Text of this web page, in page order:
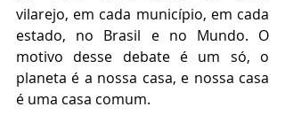
vilarejo, em cada município, em cada
estado, no Brasil e no Mundo. O
motivo desse debate é um só, o
planeta é a nossa casa, e nossa casa
é uma casa comum.